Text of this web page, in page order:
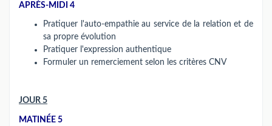
APRÈS-MIDI 4
Pratiquer l'auto-empathie au service de la relation et de
sa propre évolution
Pratiquer l'expression authentique
Formuler un remerciement selon les critères CNV
JOUR 5
MATINÉE 5